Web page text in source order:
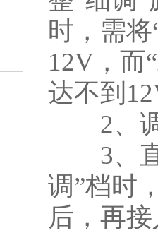
时，需
12V，而
达不到
2、调
3、直
调”档时
后，再